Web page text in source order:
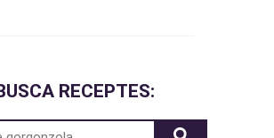
RECEPTES: